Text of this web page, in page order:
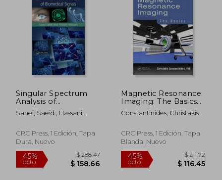
Singular Spectrum
Analysis of
Biomedical Signals
(en Inglés)
Sanei, Saeid ; Hassani,
CRC Press, 1 Edición, Tapa
Dura, Nuevo
Magnetic Resonance
Imaging: The Basics
(en Inglés)
Constantinides, Christakis
CRC Press, 1 Edición, Tapa
Blanda, Nuevo